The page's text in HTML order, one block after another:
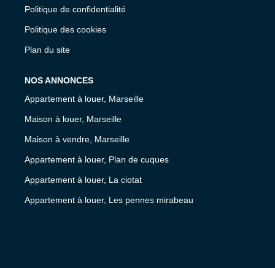
Politique de confidentialité
Politique des cookies
Plan du site
NOS ANNONCES
Appartement à louer, Marseille
Maison à louer, Marseille
Maison à vendre, Marseille
Appartement à louer, Plan de cuques
Appartement à louer, La ciotat
Appartement à louer, Les pennes mirabeau